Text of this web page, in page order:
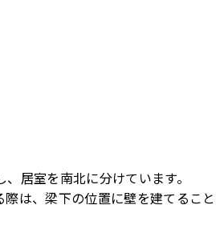
居室を南北に分けています。
は、梁下の位置に壁を建てるこ